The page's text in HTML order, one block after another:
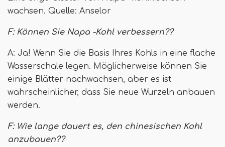
wachsen. Quelle: Anselor
F: Können Sie Napa -Kohl verbessern??
A: Ja! Wenn Sie die Basis Ihres Kohls in eine flache
Wasserschale legen. Möglicherweise können Sie
einige Blätter nachwachsen, aber es ist
wahrscheinlicher, dass Sie neue Wurzeln anbauen
werden.
F: Wie lange dauert es, den chinesischen Kohl
anzubauen??